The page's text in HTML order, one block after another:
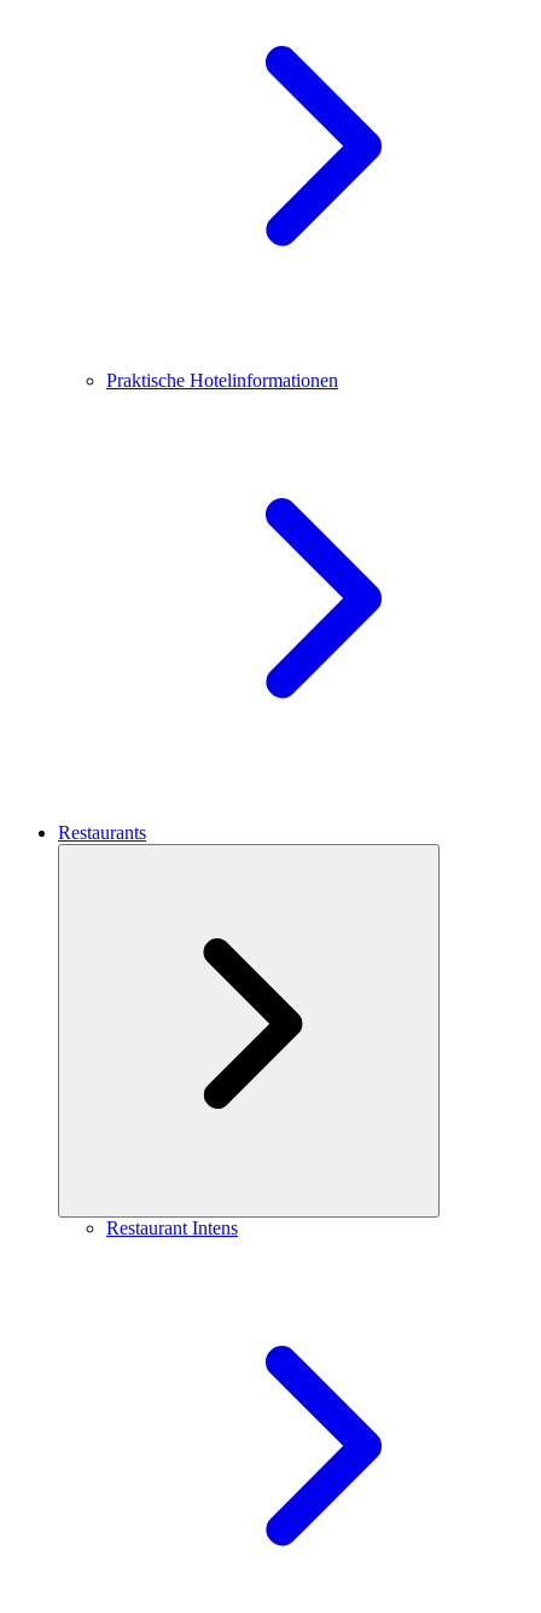
Praktische Hotelinformationen
Restaurants
Restaurant Intens